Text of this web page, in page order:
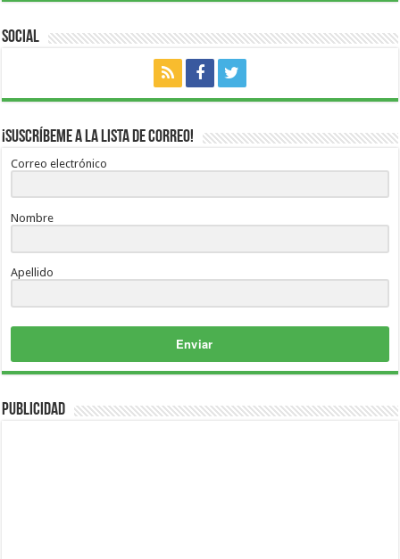
Social
¡Suscríbeme a la lista de correo!
Correo electrónico
Nombre
Apellido
Publicidad